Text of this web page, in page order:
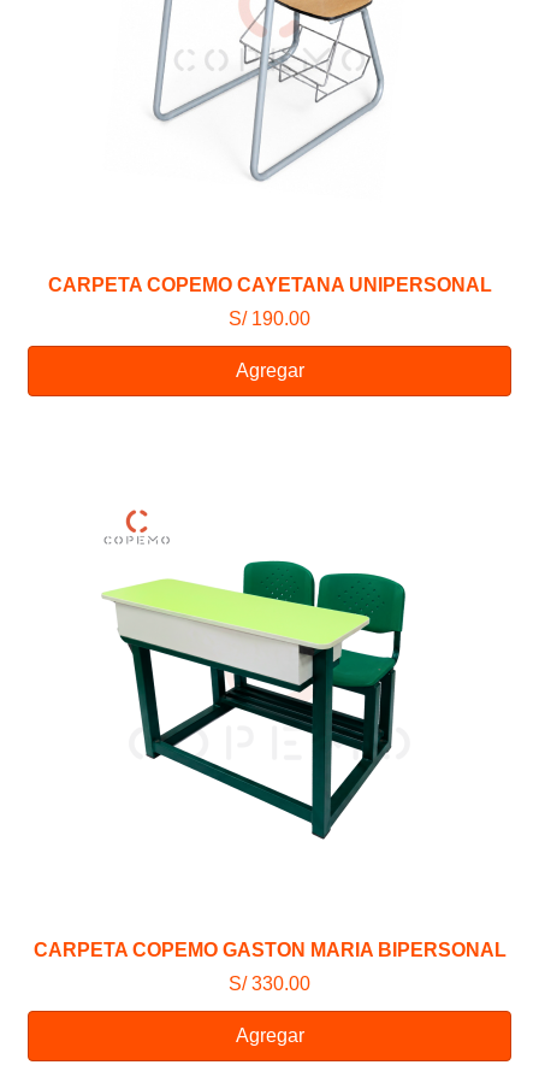
CARPETA COPEMO CAYETANA UNIPERSONAL
S/ 190.00
Agregar
CARPETA COPEMO GASTON MARIA BIPERSONAL
S/ 330.00
Agregar